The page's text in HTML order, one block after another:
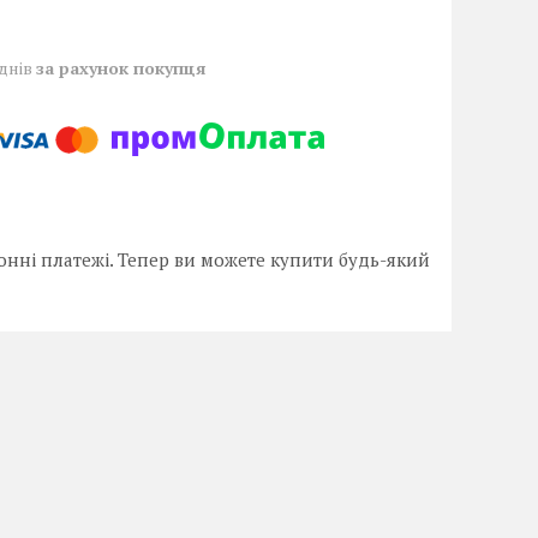
за рахунок покупця
платежі. Тепер ви можете купити будь-який